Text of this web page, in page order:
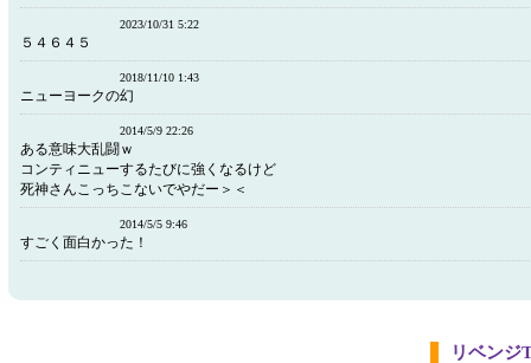
2023/10/31 5:22
５４６４５
2018/11/10 1:43
ニューヨークの幻
2014/5/9 22:26
ある意味大乱闘ｗ
コンティニューするたびに強くなるけど
死神さんこっちこないでやだー＞＜
2014/5/5 9:46
すごく面白かった！
リベンジ